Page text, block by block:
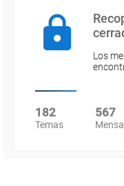
Los
182
Temas
567